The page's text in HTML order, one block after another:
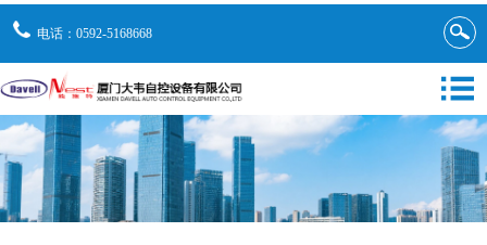
电话：0592-5168668